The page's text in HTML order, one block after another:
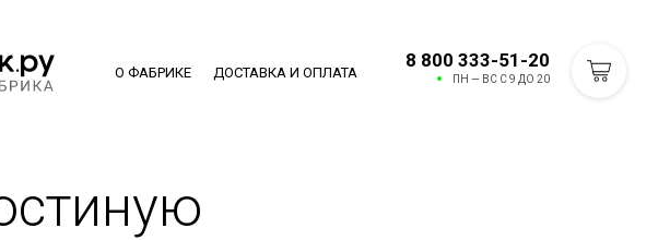
О ФАБРИКЕ ДОСТАВКА И ОПЛАТА
8 800 333-51-20
ПН — ВС С 9 ДО 20